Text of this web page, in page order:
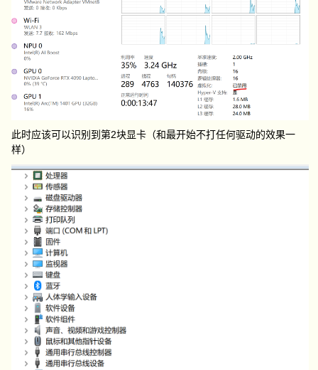
此时应该可以识别到第2块显卡（和最开始不打任何驱动的效果一
样）